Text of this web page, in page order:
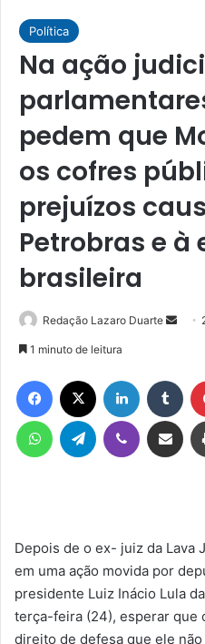
Política
Na ação
pedem que
os cofres
prejuízos
Petrobras e à
brasileira
Redação Lazaro Duarte
mail
1 minuto de leitura
Facebook Linkedin
WhatsAppTelegram Viber Compartilhar via e-mail
Depois de o ex- juiz da Lava
em uma ação movida por
presidente Luiz Inácio Lula
terça-feira (24), esperar que
direito de defesa que ele não